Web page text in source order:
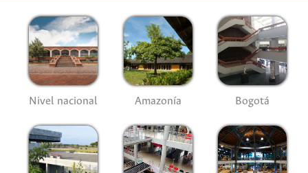
Nivel nacional Amazonía Bogotá